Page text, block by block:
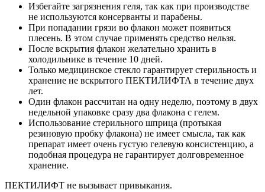
Избегайте загрязнения геля, так как при производстве
не используются консерванты и парабены.
При попадании грязи во флакон может появиться
плесень. В этом случае применять средство нельзя.
После вскрытия флакон желательно хранить в
холодильнике в течение 10 дней.
Только медицинское стекло гарантирует стерильность и
хранение не вскрытого ПЕКТИЛИФТА в течение двух
лет.
Один флакон рассчитан на одну неделю, поэтому в двух
недельной упаковке сразу два флакона с гелем.
Использование стерильного шприца (протыкая
резиновую пробку флакона) не имеет смысла, так как
препарат имеет очень густую гелевую консистенцию, а
подобная процедура не гарантирует долговременное
хранение.
ПЕКТИЛИФТ не вызывает привыкания.